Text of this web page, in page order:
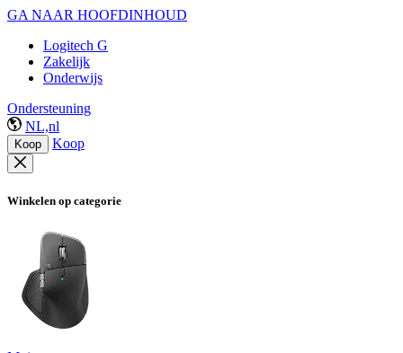
GA NAAR HOOFDINHOUD
Logitech G
Zakelijk
Onderwijs
Ondersteuning
NL,nl
Koop Koop
Winkelen op categorie